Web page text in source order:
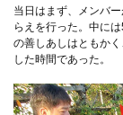
当日はまず、メンバ
らえを行った。中に
の善しあしはともか
した時間であった。